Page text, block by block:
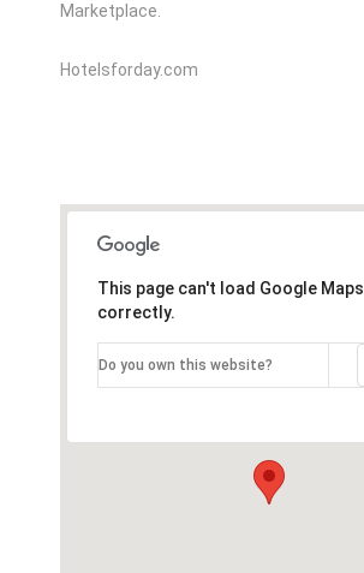
Marketplace.
Hotelsforday.com
This page can't load Google Maps
correctly.
Do you own this website?